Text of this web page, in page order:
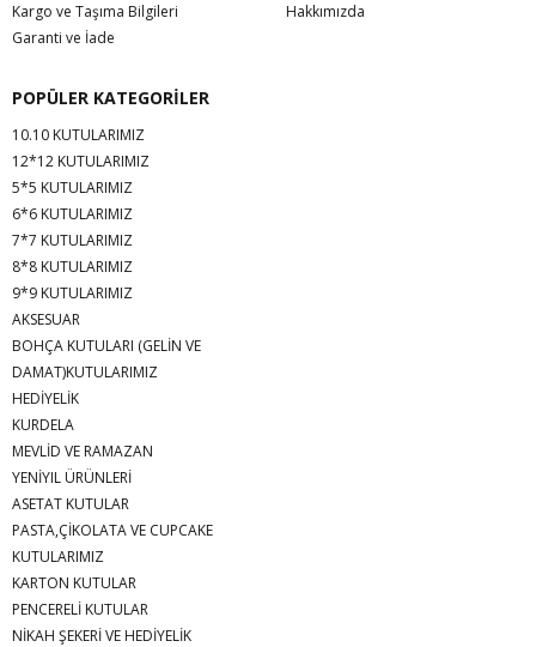
Kargo ve Taşıma Bilgileri
Garanti ve İade
Hakkımızda
POPÜLER KATEGORİLER
10.10 KUTULARIMIZ
12*12 KUTULARIMIZ
5*5 KUTULARIMIZ
6*6 KUTULARIMIZ
7*7 KUTULARIMIZ
8*8 KUTULARIMIZ
9*9 KUTULARIMIZ
AKSESUAR
BOHÇA KUTULARI (GELİN VE
DAMAT)KUTULARIMIZ
HEDİYELİK
KURDELA
MEVLİD VE RAMAZAN
YENİYIL ÜRÜNLERİ
ASETAT KUTULAR
PASTA,ÇİKOLATA VE CUPCAKE
KUTULARIMIZ
KARTON KUTULAR
PENCERELİ KUTULAR
NİKAH ŞEKERİ VE HEDİYELİK